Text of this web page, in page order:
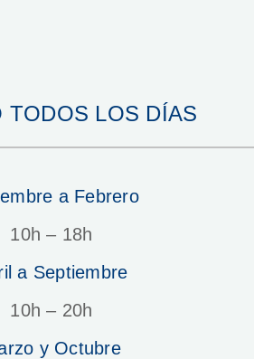
TODOS LOS DÍAS
a Febrero
10h – 18h
a Septiembre
10h – 20h
y Octubre